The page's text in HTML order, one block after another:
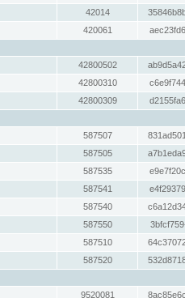
42014
420061
42800502
42800310
42800309
587507
587505
587535
587541
587540
587550
587510
587520
9520081